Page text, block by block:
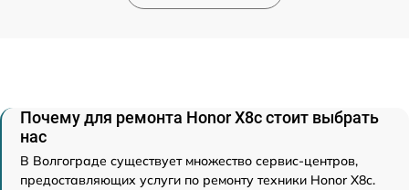
Почему для ремонта Honor X8c стоит выбрать
нас
В Волгограде существует множество сервис-центров,
предоставляющих услуги по ремонту техники Honor X8c.